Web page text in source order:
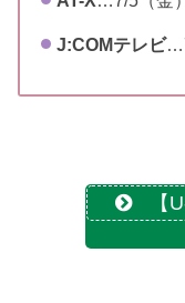
J:COMテレビ
【